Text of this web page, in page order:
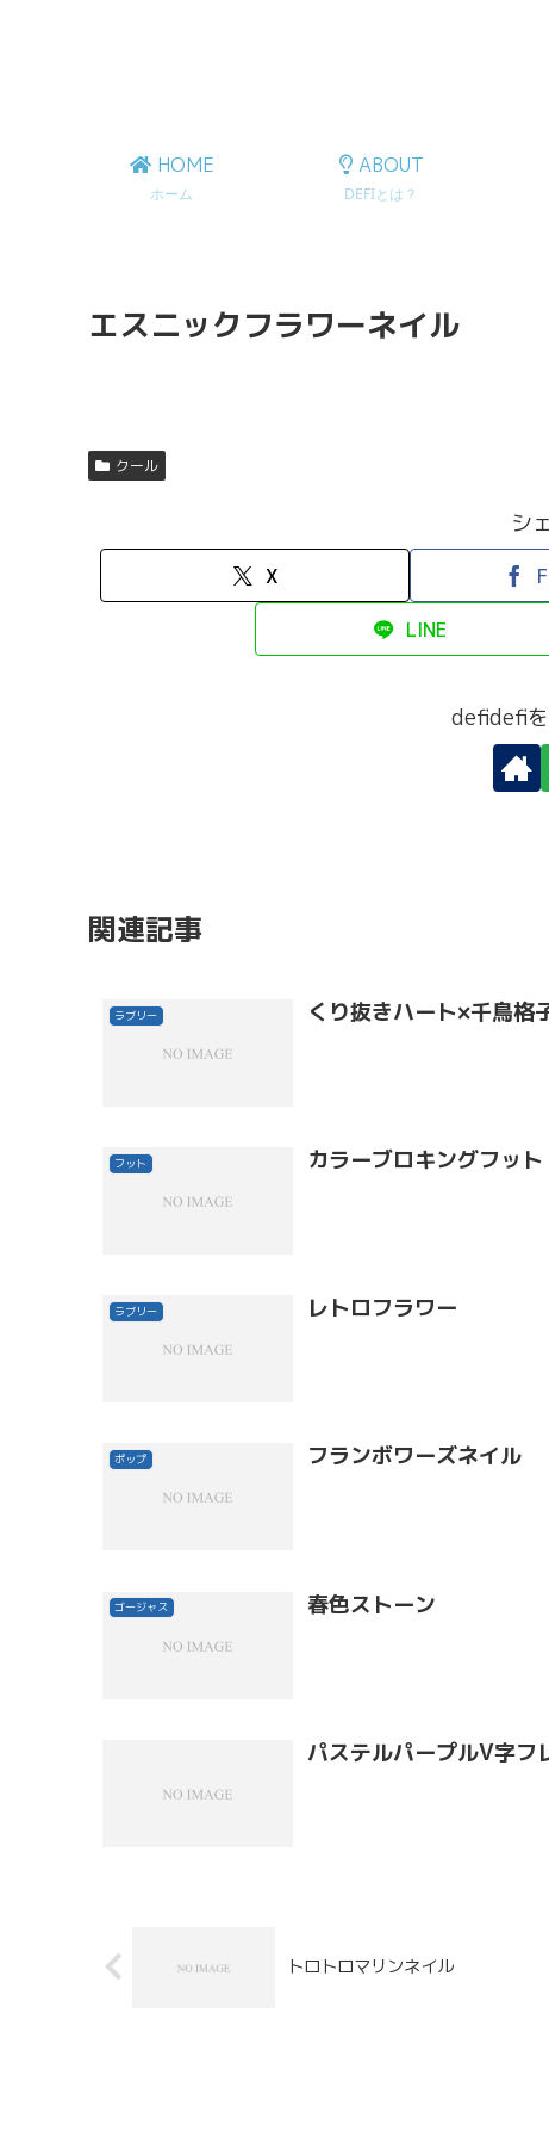
HOME
ホーム
ABOUT
DEFIとは？
エスニックフラワーネイル
クール
シ
X
LINE
defidefi
関連記事
ラブリー くり抜きハート×千鳥格
フット カラーブロキングフット
ラブリー レトロフラワー
ポップ フランボワーズネイル
ゴージャス 春色ストーン
パステルパープルV字フ
トロトロマリンネイル